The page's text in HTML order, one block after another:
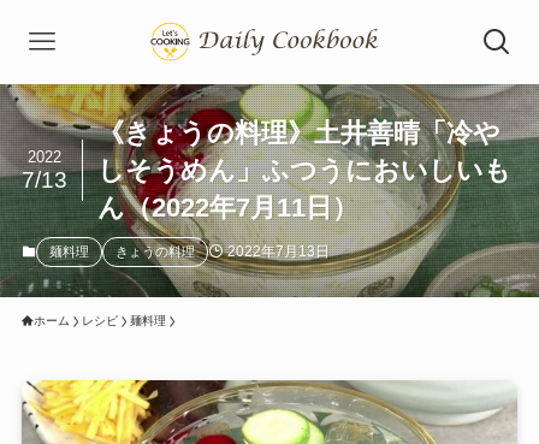
《きょうの料理》土井善晴「冷や
しそうめん」ふつうにおいしいも
ん（2022年7月11日）
2022
7/13
麺料理 きょうの料理 2022年7月13日
ホーム レシピ 麺料理